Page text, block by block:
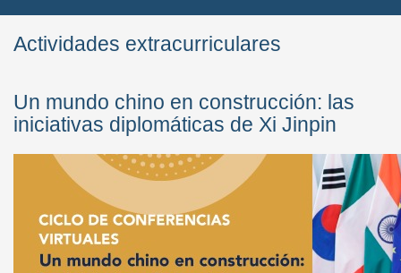
Actividades extracurriculares
Un mundo chino en construcción: las
iniciativas diplomáticas de Xi Jinpin